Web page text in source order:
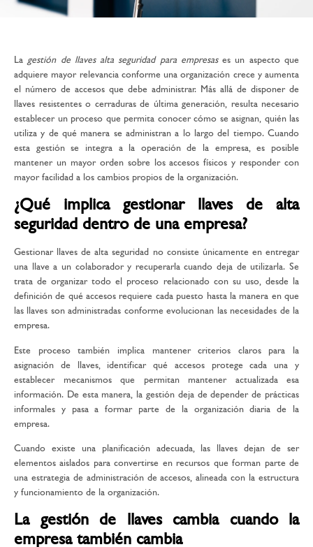
La gestión de llaves alta seguridad para empresases un aspecto que
adquiere mayor relevancia conforme una organización crece y aumenta
el número de accesos que debe administrar. Más allá de disponer de
llaves resistentes o cerraduras de última generación, resulta necesario
establecer un proceso que permita conocer cómo se asignan, quién las
utiliza y de qué manera se administran a lo largo del tiempo. Cuando
esta gestión se integra a la operación de la empresa, es posible
mantener un mayor orden sobre los accesos físicos y responder con
mayor facilidad a los cambios propios de la organización.
¿Qué implica gestionar llaves de alta
seguridad dentro de una empresa?
Gestionar llaves de alta seguridad no consiste únicamente en entregar
una llave a un colaborador y recuperarla cuando deja de utilizarla. Se
trata de organizar todo el proceso relacionado con su uso, desde la
definición de qué accesos requiere cada puesto hasta la manera en que
las llaves son administradas conforme evolucionan las necesidades de la
empresa.
Este proceso también implica mantener criterios claros para la
asignación de llaves, identificar qué accesos protege cada una y
establecer mecanismos que permitan mantener actualizada esa
información. De esta manera, la gestión deja de depender de prácticas
informales y pasa a formar parte de la organización diaria de la
empresa.
Cuando existe una planificación adecuada, las llaves dejan de ser
elementos aislados para convertirse en recursos que forman parte de
una estrategia de administración de accesos, alineada con la estructura
y funcionamiento de la organización.
La gestión de llaves cambia cuando la
empresa también cambia